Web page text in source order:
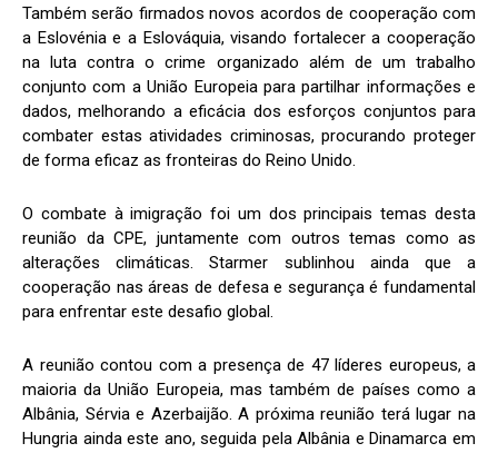
Também serão firmados novos acordos de cooperação com
a Eslovénia e a Eslováquia, visando fortalecer a cooperação
na luta contra o crime organizado além de um trabalho
conjunto com a União Europeia para partilhar informações e
dados, melhorando a eficácia dos esforços conjuntos para
combater estas atividades criminosas, procurando proteger
de forma eficaz as fronteiras do Reino Unido.
O combate à imigração foi um dos principais temas desta
reunião da CPE, juntamente com outros temas como as
alterações climáticas. Starmer sublinhou ainda que a
cooperação nas áreas de defesa e segurança é fundamental
para enfrentar este desafio global.
A reunião contou com a presença de 47 líderes europeus, a
maioria da União Europeia, mas também de países como a
Albânia, Sérvia e Azerbaijão. A próxima reunião terá lugar na
Hungria ainda este ano, seguida pela Albânia e Dinamarca em